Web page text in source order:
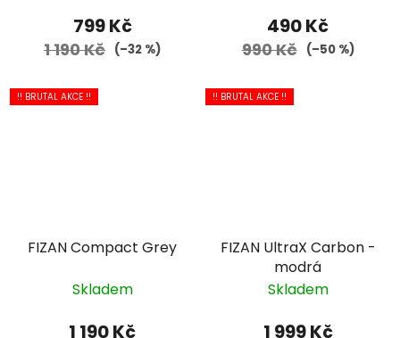
799 Kč
1 190 Kč (–32 %)
490 Kč
990 Kč (–50 %)
!! BRUTAL AKCE !!
FIZAN Compact Grey
Skladem
1 190 Kč
!! BRUTAL AKCE !!
FIZAN UltraX Carbon -
modrá
Skladem
1 999 Kč